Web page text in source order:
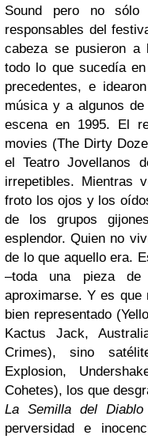
Sound pero no
responsables del
cabeza se pusieron
todo lo que sucedía
precedentes, e
música y a algunos
escena en 1995. El
movies (The Dirty
el Teatro Jovellanos
irrepetibles. Mientras
froto los ojos y los
de los grupos
esplendor. Quien no
de lo que aquello era.
–toda una pieza de
aproximarse. Y es que
bien representado
Kactus Jack,
Crimes), sino
Explosion,
Cohetes), los que
La Semilla del Diablo
perversidad e